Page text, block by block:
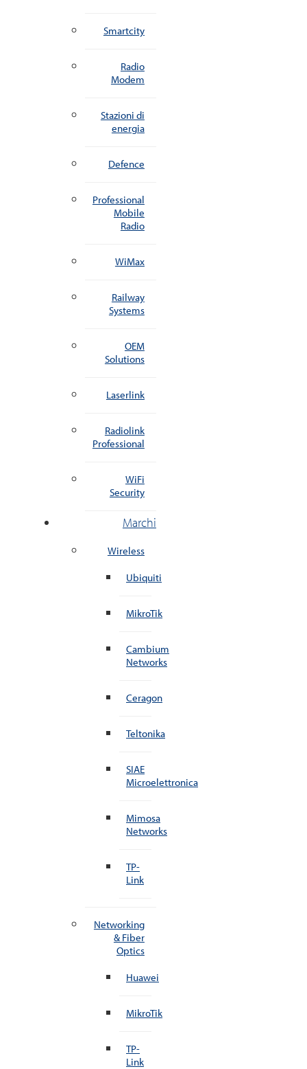
Smartcity
Radio
Modem
Stazioni di
energia
Defence
Professional
Mobile
Radio
WiMax
Railway
Systems
OEM
Solutions
Laserlink
Radiolink
Professional
WiFi
Security
Marchi
Wireless
Ubiquiti
MikroTik
Cambium
Networks
Ceragon
Teltonika
SIAE
Microelettronica
Mimosa
Networks
TP-
Link
Networking
& Fiber
Optics
Huawei
MikroTik
TP-
Link